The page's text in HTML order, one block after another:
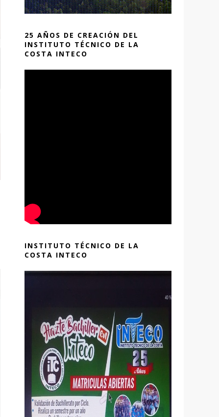
25 AÑOS DE CREACIÓN DEL
INSTITUTO TÉCNICO DE LA
COSTA INTECO
INSTITUTO TÉCNICO DE LA
COSTA INTECO